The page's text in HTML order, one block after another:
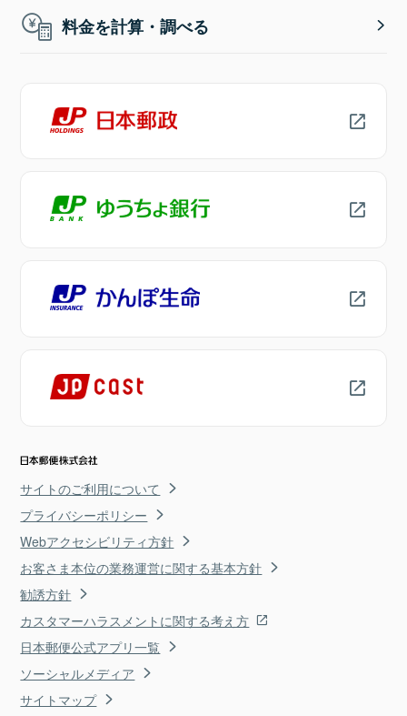
料金を計算・調べる
サイトのご利用について
プライバシーポリシー
Webアクセシビリティ方針
お客さま本位の業務運営に関する基本方針
勧誘方針
カスタマーハラスメントに関する考え方
日本郵便公式アプリ一覧
ソーシャルメディア
サイトマップ